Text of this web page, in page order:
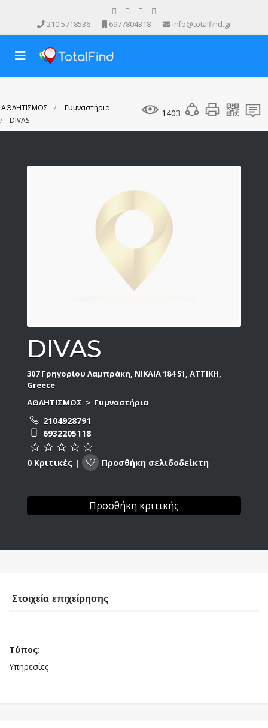
210 5718536 6977804318 info@totalfind.gr
1403
ΑΘΛΗΤΙΣΜΟΣ
Γυμναστήρια
DIVAS
DIVAS
307 Γρηγορίου Λαμπράκη, ΝΙΚΑΙΑ 184 51, ΑΤΤΙΚΗ,
Greece
ΑΘΛΗΤΙΣΜΟΣ > Γυμναστήρια
2104928791
6932205118
0 Κριτικές | Προσθήκη σελιδοδείκτη
Προσθήκη κριτικής
Στοιχεία επιχείρησης
Τύπος:
Υπηρεσίες